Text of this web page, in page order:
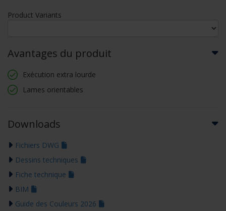
Product Variants
Avantages du produit
Exécution extra lourde
Lames orientables
Downloads
Fichiers DWG
Dessins techniques
Fiche technique
BIM
Guide des Couleurs 2026